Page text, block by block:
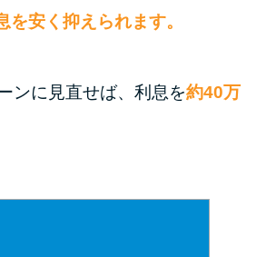
090金融（闇金）からお金を借りて
申し込みブラックとは?判断の目安
を安く抑えられます。
ンに見直せば、利息を約40万